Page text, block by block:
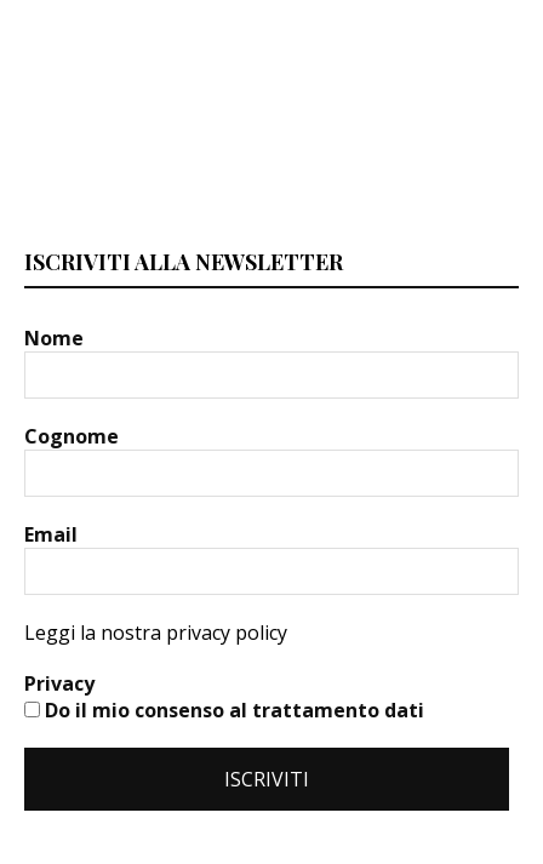
ISCRIVITI ALLA NEWSLETTER
Nome
Cognome
Email
Leggi la nostra privacy policy
Privacy
Do il mio consenso al trattamento dati